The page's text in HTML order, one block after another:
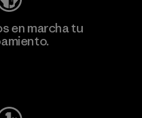
en marcha tu